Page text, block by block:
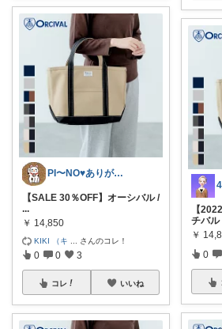
PI〜NO♥ありがとうございます
【SALE 30％OFF】オーシバル /
...
￥ 14,850
KIKI （キ さんのコレ！
0 0 3
コレ いいね
【
チバル
￥
0